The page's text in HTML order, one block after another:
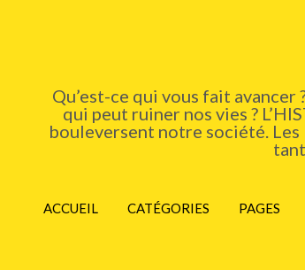
Qu’est-ce qui vous fait avancer
qui peut ruiner nos vies ?
bouleversent notre société.
ACCUEIL CATÉGORIES PAGES